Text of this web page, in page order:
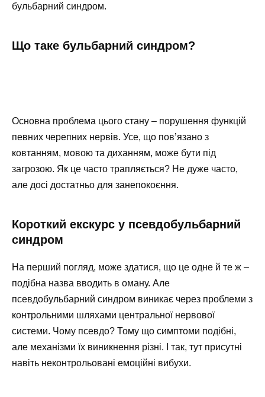
бульбарний синдром.
Що таке бульбарний синдром?
Основна проблема цього стану – порушення функцій
певних черепних нервів. Усе, що пов’язано з
ковтанням, мовою та диханням, може бути під
загрозою. Як це часто трапляється? Не дуже часто,
але досі достатньо для занепокоєння.
Короткий екскурс у псевдобульбарний
синдром
На перший погляд, може здатися, що це одне й те ж –
подібна назва вводить в оману. Але
псевдобульбарний синдром виникає через проблеми з
контрольними шляхами центральної нервової
системи. Чому псевдо? Тому що симптоми подібні,
але механізми їх виникнення різні. І так, тут присутні
навіть неконтрольовані емоційні вибухи.